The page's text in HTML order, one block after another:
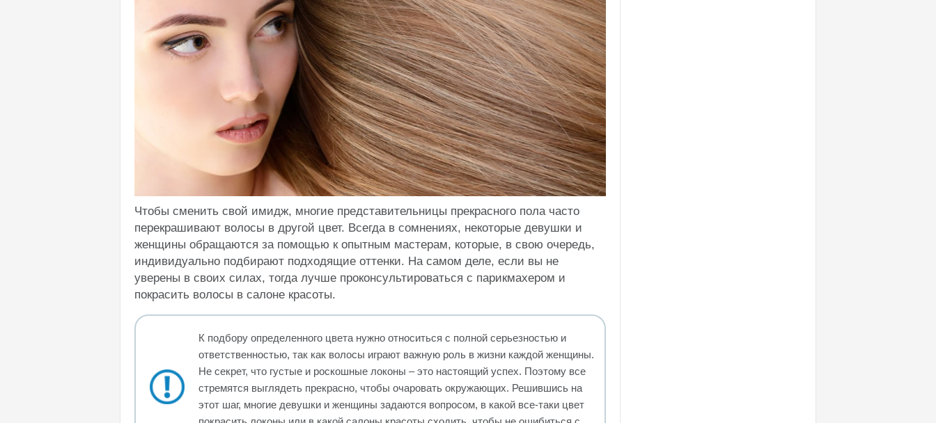
Чтобы сменить свой имидж, многие представительницы прекрасного пола часто
перекрашивают волосы в другой цвет. Всегда в сомнениях, некоторые девушки и
женщины обращаются за помощью к опытным мастерам, которые, в свою очередь,
индивидуально подбирают подходящие оттенки. На самом деле, если вы не
уверены в своих силах, тогда лучше проконсультироваться с парикмахером и
покрасить волосы в салоне красоты.
К подбору определенного цвета нужно относиться с полной серьезностью и
ответственностью, так как волосы играют важную роль в жизни каждой женщины.
Не секрет, что густые и роскошные локоны – это настоящий успех. Поэтому все
стремятся выглядеть прекрасно, чтобы очаровать окружающих. Решившись на
этот шаг, многие девушки и женщины задаются вопросом, в какой все-таки цвет